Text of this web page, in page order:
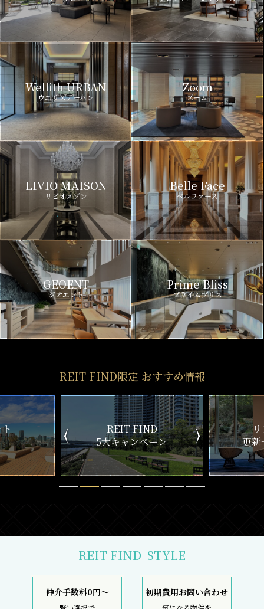
Wellith URBAN
ウエリスアーバン
Zoom
ズーム
LIVIO MAISON
リビオメゾン
Belle Face
ベルファース
GEOENT
ジオエント
Prime Bliss
プライムブリス
REIT FIND限定 おすすめ情報
ン
リアルタイム
更新一覧チェック
新
REIT FIND STYLE
仲介手数料0円～ 初期費用お問い合わせ